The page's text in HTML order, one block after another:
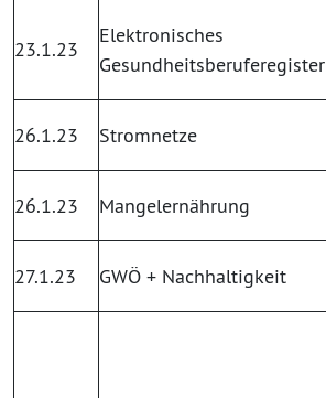
23.1.23
Elektronisches
Gesundheitsberuferegister
26.1.23 Stromnetze
26.1.23 Mangelernährung
27.1.23 GWÖ + Nachhaltigkeit